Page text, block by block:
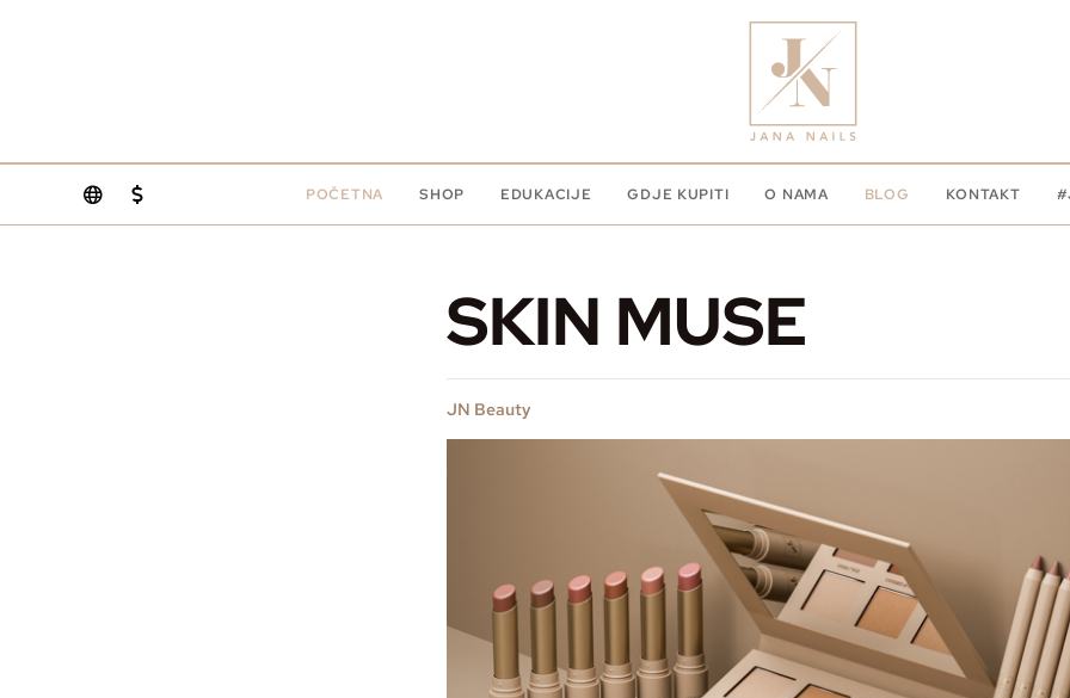
POČETNA SHOP EDUKACIJE GDJE KUPITI O NAMA BLOG KONTAKT
SKIN MUSE
JN Beauty